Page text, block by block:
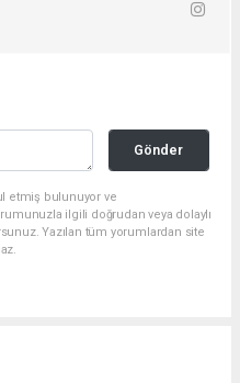
Gönder
etmiş bulunuyor ve
ilgili doğrudan veya dolaylı
Yazılan tüm yorumlardan site